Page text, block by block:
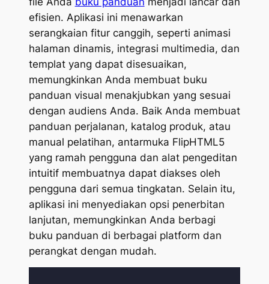
efisien. Aplikasi ini menawarkan
serangkaian fitur canggih, seperti animasi
halaman dinamis, integrasi multimedia, dan
templat yang dapat disesuaikan,
memungkinkan Anda membuat buku
panduan visual menakjubkan yang sesuai
dengan audiens Anda. Baik Anda membuat
panduan perjalanan, katalog produk, atau
manual pelatihan, antarmuka FlipHTML5
yang ramah pengguna dan alat pengeditan
intuitif membuatnya dapat diakses oleh
pengguna dari semua tingkatan. Selain itu,
aplikasi ini menyediakan opsi penerbitan
lanjutan, memungkinkan Anda berbagi
buku panduan di berbagai platform dan
perangkat dengan mudah.